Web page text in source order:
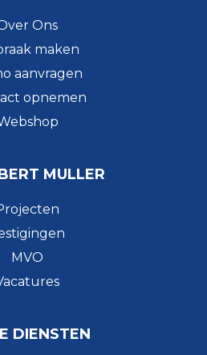
Ons
maken
aanvragen
opnemen
MULLER
MVO
DIENSTEN